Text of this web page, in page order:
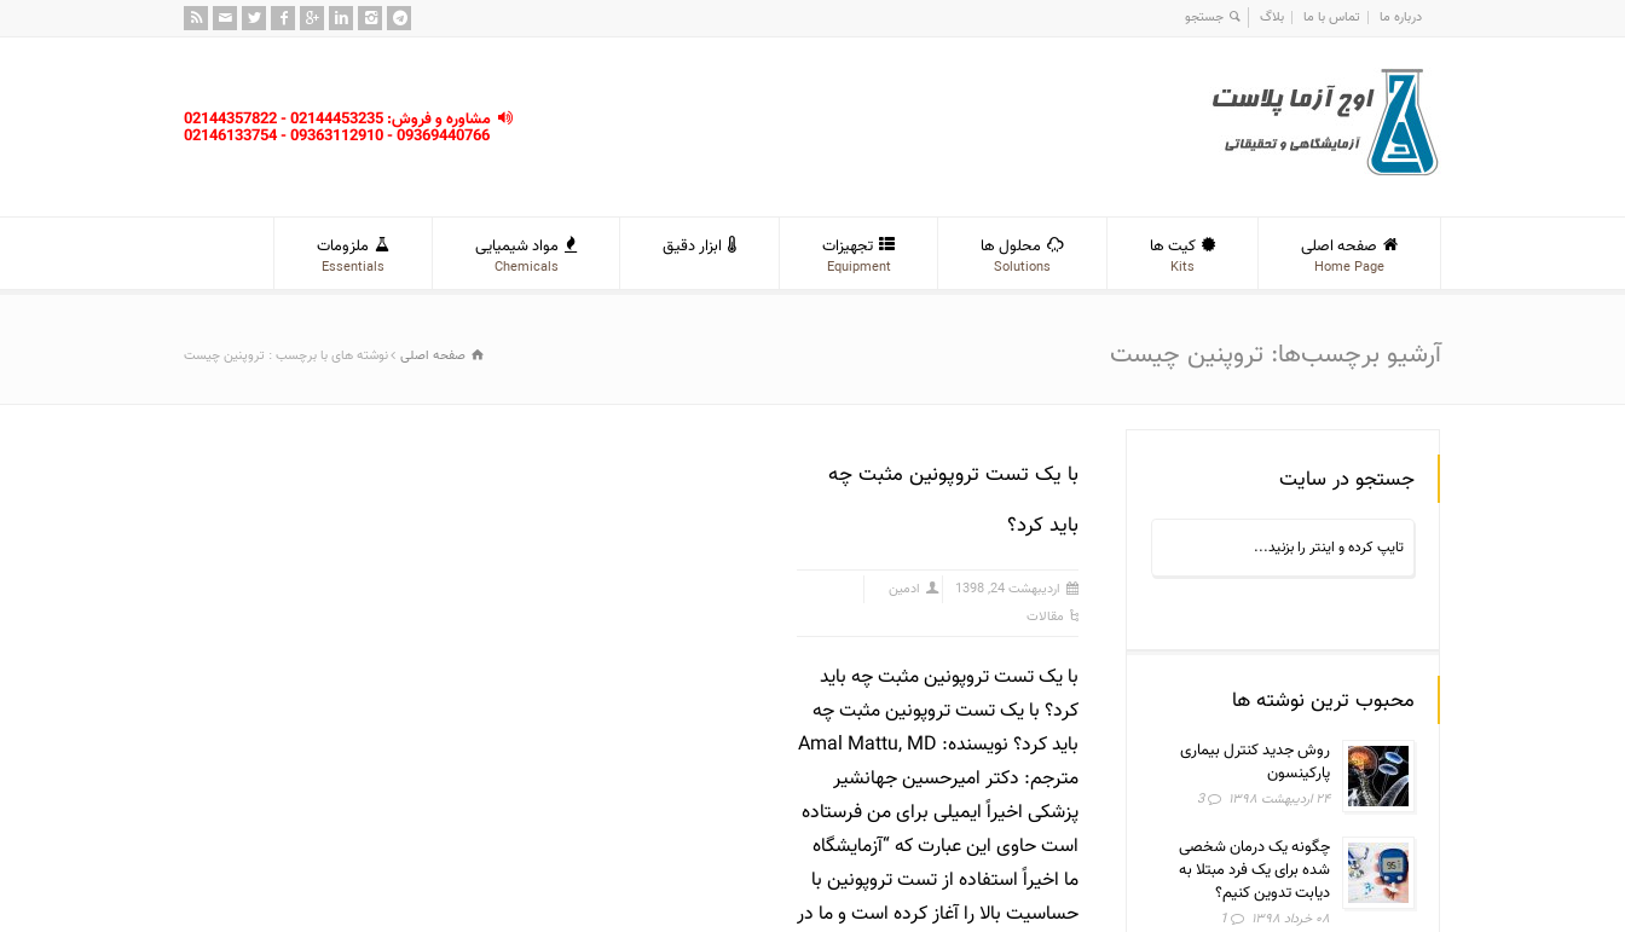
درباره ما تماس با ما بلاگ
مشاوره و فروش: 02144453235 - 02144357822
09369440766 - 09363112910 - 02146133754
صفحه اصلی
Home Page
کیت ها
Kits
محلول ها
Solutions
تجهیزات
Equipment
ابزار دقیق مواد شیمیایی
Chemicals
ملزومات
Essentials
آرشیو برچسب‌ها: تروپنین چیست صفحه اصلی نوشته های با برچسب : تروپنین چیست
با یک تست تروپونین مثبت چه
باید کرد؟
اردیبهشت 24, 1398
ادمین
مقالات
با یک تست تروپونین مثبت چه باید
کرد؟ با یک تست تروپونین مثبت چه
باید کرد؟ نویسنده: Amal Mattu, MD
مترجم: دکتر امیرحسین جهانشیر
پزشکی اخیراً ایمیلی برای من فرستاده
است حاوی این عبارت که “آزمایشگاه
ما اخیراً استفاده از تست تروپونین با
حساسیت بالا را آغاز کرده است و ما در
جستجو در سایت
محبوب ترین نوشته ها
روش جدید کنترل بیماری
پارکینسون
۲۴ اردیبهشت ۱۳۹۸ 3
چگونه یک درمان شخصی
شده برای یک فرد مبتلا به
دیابت تدوین کنیم؟
۰۸ خرداد ۱۳۹۸ 1